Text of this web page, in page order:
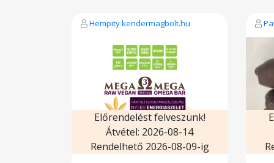
Hempity kendermagbolt.hu
Előrendelést felveszünk!
Átvétel: 2026-08-14
Rendelhető 2026-08-09-ig